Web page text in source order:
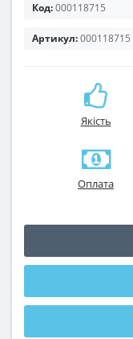
Код:000118715
Артикул:000118715
Якість
Оплата